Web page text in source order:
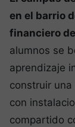
en el barrio
financiero
alumnos se
aprendizaje
construir
con
compartido